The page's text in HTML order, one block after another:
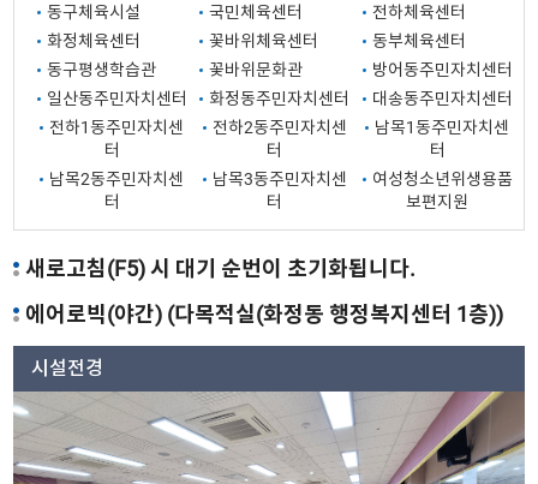
동구체육시설 국민체육센터
전하체육센터
화정체육센터
꽃바위체육센터
동부체육센터
동구평생학습관
꽃바위문화관
방어동주민자치센터
일산동주민자치센터
화정동주민자치센터
대송동주민자치센터
전하1동주민자치센
터
전하2동주민자치센
터
남목1동주민자치센
터
남목2동주민자치센
터
남목3동주민자치센
터
여성청소년위생용품
보편지원
새로고침(F5) 시 대기 순번이 초기화됩니다.
에어로빅(야간) (다목적실(화정동 행정복지센터 1층))
시설전경